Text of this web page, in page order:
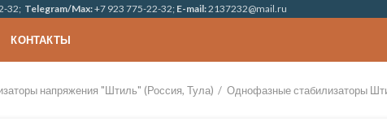
32; Telegram/Max:+7 923 775-22-32; E-mail:2137232@mail.ru
КОНТАКТЫ
напряжения "Штиль" (Россия, Тула) Однофазные стабилизаторы